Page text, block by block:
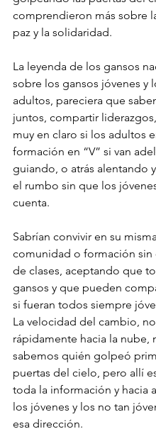
comprendieron más sobre
paz y la solidaridad.
La leyenda de los gansos
sobre los gansos jóvenes y
adultos, pareciera que
juntos, compartir
muy en claro si los adultos
formación en “V” si van
guiando, o atrás alentando
el rumbo sin que los
cuenta.
Sabrían convivir en su
comunidad o formación sin
de clases, aceptando que
gansos y que pueden
si fueran todos siempre
La velocidad del cambio,
rápidamente hacia la nube,
sabemos quién golpeó
puertas del cielo, pero allí
toda la información y hacia
los jóvenes y los no tan
esa dirección.